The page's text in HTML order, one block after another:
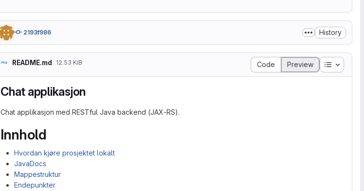
2193f986 History
README.md 12.53 KiB Code Preview Table of
Chat applikasjon
Chat applikasjon med RESTful Java backend (JAX-RS).
Innhold
Hvordan kjøre prosjektet lokalt
JavaDocs
Mappestruktur
Endepunkter